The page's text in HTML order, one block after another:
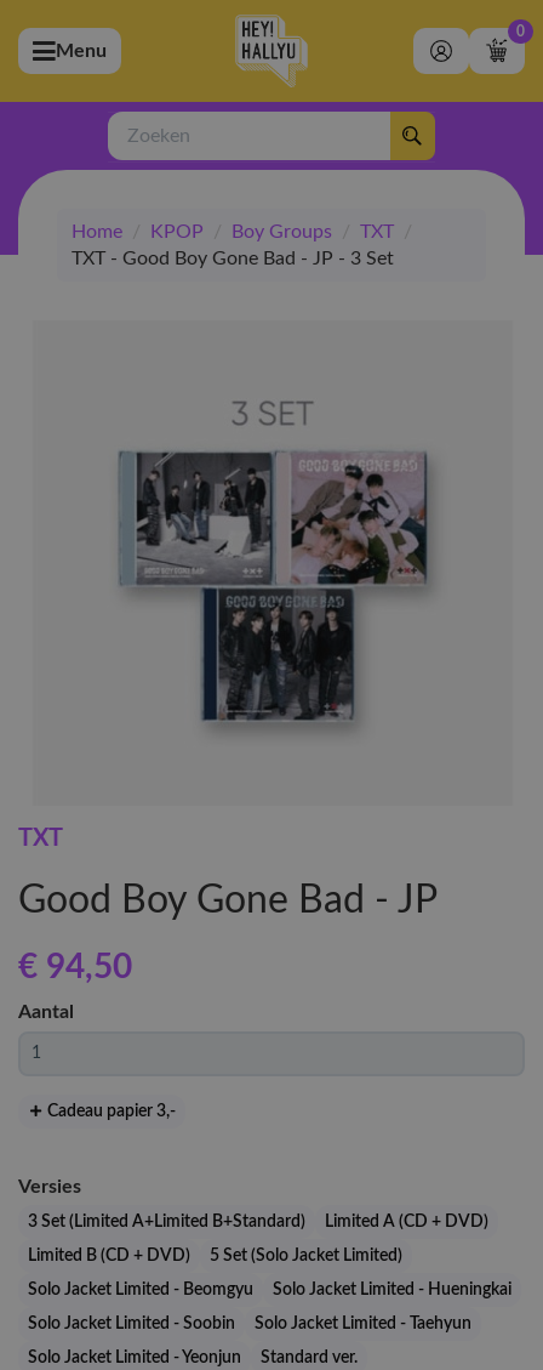
(Artiesten)
(Merchandise)
(Exclusive)
(Winkel)
Menu
0
Zoeken
Home / KPOP / Boy Groups / TXT
/
TXT - Good Boy Gone Bad - JP - 3 Set
TXT
Good Boy Gone Bad - JP
€ 94,50
Aantal
Cadeau papier 3,-
Versies
3 Set (Limited A+Limited B+Standard)
Limited A (CD + DVD)
Limited B (CD + DVD)
5 Set (Solo Jacket Limited)
Solo Jacket Limited - Beomgyu
Solo Jacket Limited - Hueningkai
Solo Jacket Limited - Soobin
Solo Jacket Limited - Taehyun
Solo Jacket Limited - Yeonjun
Standard ver.